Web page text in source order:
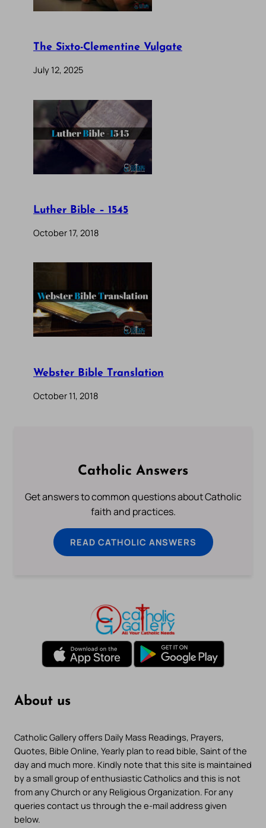
The Sixto-Clementine Vulgate
July 12, 2025
Luther Bible – 1545
October 17, 2018
Webster Bible Translation
October 11, 2018
Catholic Answers
Get answers to common questions about Catholic
faith and practices.
READ CATHOLIC ANSWERS
About us
Catholic Gallery offers Daily Mass Readings, Prayers,
Quotes, Bible Online, Yearly plan to read bible, Saint of the
day and much more. Kindly note that this site is maintained
by a small group of enthusiastic Catholics and this is not
from any Church or any Religious Organization. For any
queries contact us through the e-mail address given
below.